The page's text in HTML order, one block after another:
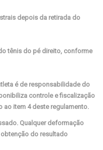
depois da retirada do
tênis do pé direito, conforme
é de responsabilidade do
controle e fiscalização
item 4 deste regulamento.
Qualquer deformação
do resultado